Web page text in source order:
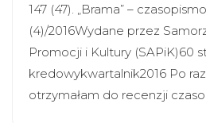
147 (47). „Brama” –
(4)/2016Wydane przez
Promocji i Kultury (SAPiK)60
kredowykwartalnik2016 Po
otrzymałam do recenzji